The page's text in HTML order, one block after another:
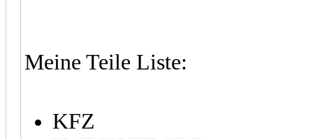
Meine Teile Liste:
KFZ